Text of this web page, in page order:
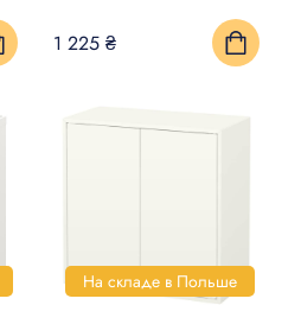
1 225 ₴
На складе в Польше